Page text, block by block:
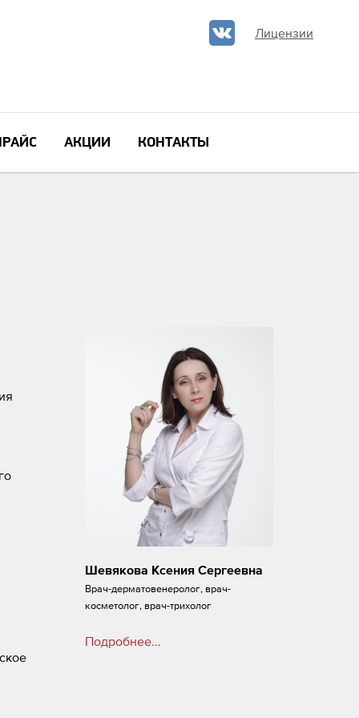
Лицензии
АКЦИИ КОНТАКТЫ
Шевякова Ксения Сергеевна
Врач-дерматовенеролог, врач-
косметолог, врач-трихолог
Подробнее...